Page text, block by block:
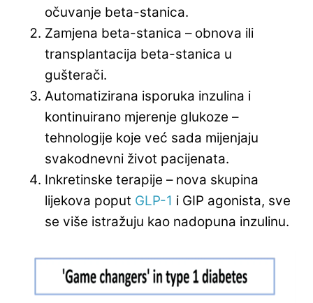
očuvanje beta-stanica.
Zamjena beta-stanica – obnova ili
transplantacija beta-stanica u
gušterači.
Automatizirana isporuka inzulina i
kontinuirano mjerenje glukoze –
tehnologije koje već sada mijenjaju
svakodnevni život pacijenata.
Inkretinske terapije – nova skupina
lijekova poput GLP-1 i GIP agonista, sve
se više istražuju kao nadopuna inzulinu.